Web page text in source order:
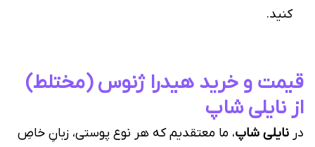
کنید.
قیمت و خرید هیدرا ژنوس (مختلط)
از نایلی شاپ
در نایلی شاپ، ما معتقدیم که هر نوع پوستی، زبانِ خاصِ